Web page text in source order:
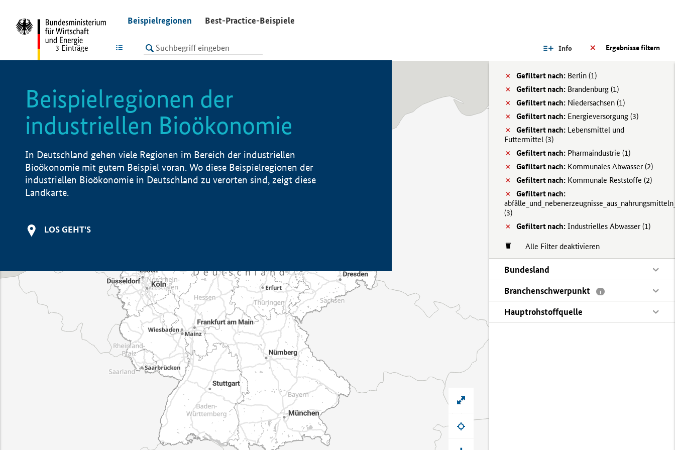
Beispielregionen Best-Practice-Beispiele
LISTE Ergebnisse filtern
Info
Gefiltert nach: Berlin (1)
Gefiltert nach: Brandenburg (1)
Gefiltert nach: Niedersachsen (1)
Gefiltert nach: Energieversorgung (3)
Gefiltert nach: Lebensmittel und
Futtermittel (3)
Gefiltert nach: Pharmaindustrie (1)
Gefiltert nach: Kommunales Abwasser (2)
Gefiltert nach: Kommunale Reststoffe (2)
Gefiltert nach:
(3)
Gefiltert nach: Industrielles Abwasser (1)
Alle Filter deaktivieren
Bundesland
Branchenschwerpunkt
i
Hauptrohstoffquelle
3 Einträge
Beispielregionen der
industriellen Bioökonomie
In Deutschland gehen viele Regionen im Bereich der industriellen
Bioökonomie mit gutem Beispiel voran. Wo diese Beispielregionen der
industriellen Bioökonomie in Deutschland zu verorten sind, zeigt diese
Landkarte.
LOS GEHT'S